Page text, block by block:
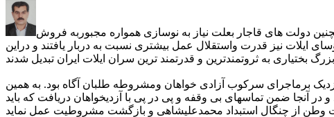
دولت های قاجار بعلت نیاز به نوسازی همواره مجبوربه فروش
ایلات نیز قدرت واستقلال عمل بیشتری نسبت به دربار یافتند و دراین
برماجرای سرکوب آزادی خواهان ومشروطه طلبان آگاه بود. به همین
ضمن تماسهای بی وقفه و پی در پی با آزدیخواهان دریافت که باید